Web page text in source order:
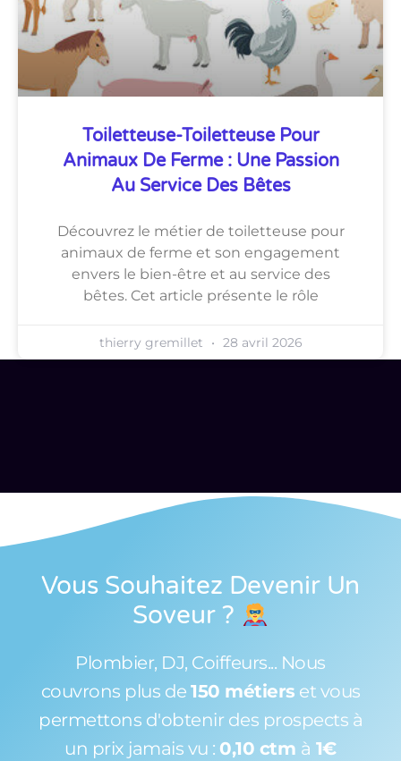
Toiletteuse-Toiletteuse Pour
Animaux De Ferme : Une Passion
Au Service Des Bêtes
Découvrez le métier de toiletteuse pour
animaux de ferme et son engagement
envers le bien-être et au service des
bêtes. Cet article présente le rôle
thierry gremillet 28 avril 2026
Vous Souhaitez Devenir Un
Soveur ?
Plombier, DJ, Coiffeurs... Nous
couvrons plus de 150 métiers et vous
permettons d'obtenir des prospects à
un prix jamais vu : 0,10 ctm à 1€